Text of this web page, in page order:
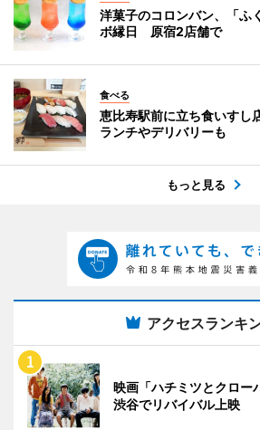
洋菓子のコロンバン、「ふ
ボ縁日 原宿2店舗で
食べる
恵比寿駅前に立ち食いすし
ランチやデリバリーも
もっと見る
アクセスランキ
映画「ハチミツとクロー
渋谷でリバイバル上映